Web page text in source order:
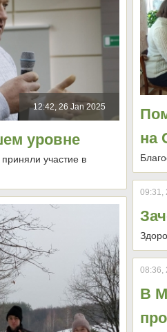
12:42, 26 Jan 2025
уровне
участие в
на
09:31,
08:36,
В